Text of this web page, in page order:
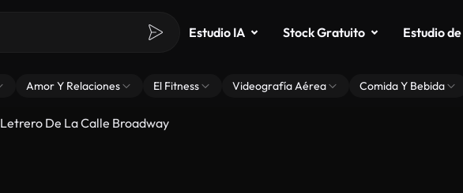
Estudio IA Stock Gratuito Estudio
Amor Y Relaciones El Fitness Videografía Aérea Comida Y Bebida
Letrero De La Calle Broadway